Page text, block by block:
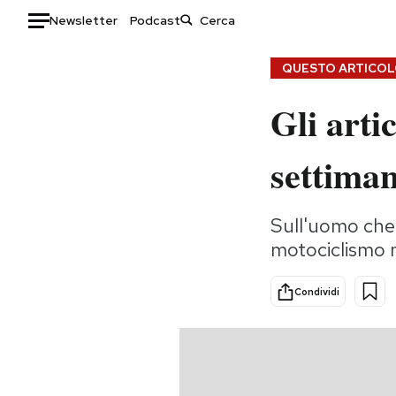
Newsletter Podcast
Storie/Idee
Ok Boomer!
Altrecose
QUESTO
Gli
Sull'uomo
motociclismo
Condividi